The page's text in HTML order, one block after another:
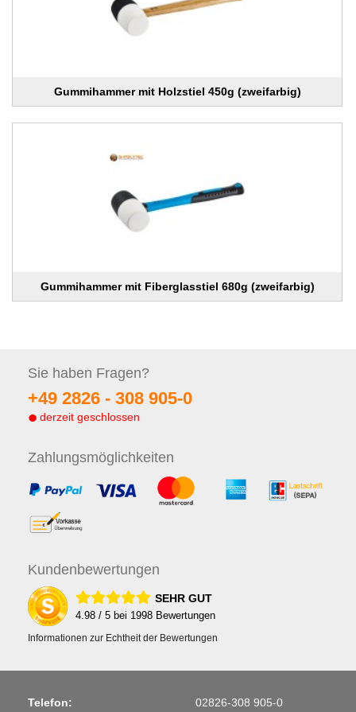
Gummihammer mit Holzstiel 450g (zweifarbig)
Gummihammer mit Fiberglasstiel 680g (zweifarbig)
Sie haben Fragen?
+49 2826 - 308 905-0
derzeit geschlossen
Zahlungsmöglichkeiten
Kundenbewertungen
SEHR GUT
4.98 / 5 bei 1998 Bewertungen
Informationen zur Echtheit der Bewertungen
Telefon:
02826-308 905-0